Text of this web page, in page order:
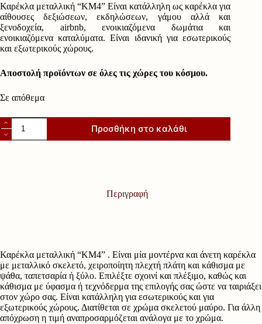
Καρέκλα μεταλλική “ΚΜ4” Είναι κατάλληλη ως καρέκλα για
αίθουσες δεξιώσεων, εκδηλώσεων, γάμου αλλά και
ξενοδοχεία, airbnb, ενοικιαζόμενα δωμάτια και
ενοικιαζόμενα καταλύματα. Είναι ιδανική για εσωτερικούς
και εξωτερικούς χώρους.
Αποστολή προϊόντων σε όλες τις χώρες του κόσμου.
Σε απόθεμα
Καρέκλα
μεταλλική
"ΚΜ4"
Προσθήκη στο καλάθι
Περιγραφή
Καρέκλα μεταλλική “ΚΜ4” . Είναι μία μοντέρνα και άνετη καρέκλα
με μεταλλικό σκελετό, χειροποίητη πλεχτή πλάτη και κάθισμα με
ψάθα, ταπετσαρία ή ξύλο. Επιλέξτε σχοινί και πλέξιμο, καθώς και
κάθισμα με ύφασμα ή τεχνόδερμα της επιλογής σας ώστε να ταιριάξει
στον χώρο σας. Είναι κατάλληλη για εσωτερικούς και για
εξωτερικούς χώρους. Διατίθεται σε χρώμα σκελετού μαύρο. Για άλλη
απόχρωση η τιμή αναπροσαρμόζεται ανάλογα με το χρώμα.